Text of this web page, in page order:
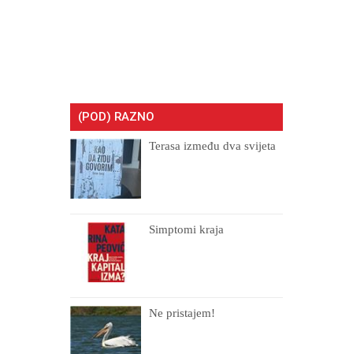
(POD) RAZNO
Terasa između dva svijeta
Simptomi kraja
Ne pristajem!